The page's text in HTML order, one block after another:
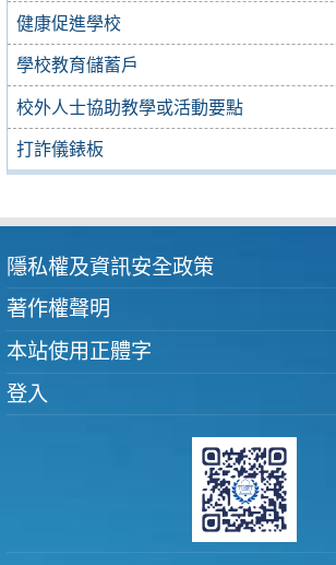
健康促進學校
學校教育儲蓄戶
校外人士協助教學或活動要點
打詐儀錶板
隱私權及資訊安全政策
著作權聲明
本站使用正體字
登入